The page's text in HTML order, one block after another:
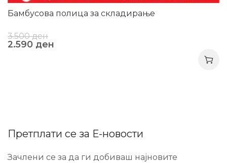
Бамбусова полица за складирање
3.500ден
2.590 ден
Претплати се за Е-новости
Зачлени се за да ги добиваш најновите